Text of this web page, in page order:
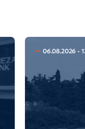
06.08.2026 -